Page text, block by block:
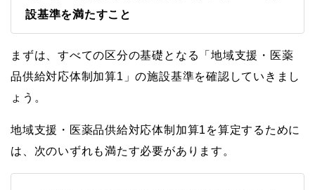
設基準を満たすこと
まずは、すべての区分の基礎となる「地域支援・医薬
品供給対応体制加算1」の施設基準を確認していきまし
ょう。
地域支援・医薬品供給対応体制加算1を算定するために
は、次のいずれも満たす必要があります。